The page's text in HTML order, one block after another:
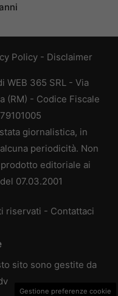
Policy - Disclaimer
WEB 365 SRL - Via
(RM) - Codice Fiscale
giornalistica, in
periodicità. Non
editoriale ai
07.03.2001
riservati - Contattaci
sito sono gestite da
Gestione preferenze cookie